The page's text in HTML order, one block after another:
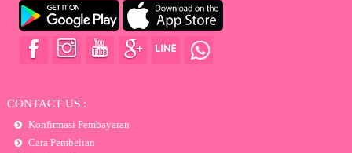
CONTACT US :
Konfirmasi Pembayaran
Cara Pembelian